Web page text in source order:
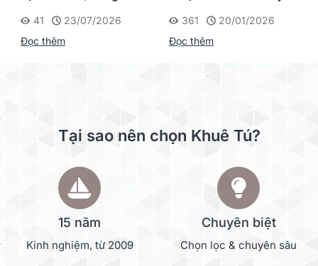
Supvan G15M Pro
41
23/07/2026
Đọc thêm
361
20/01/2026
Đọc thêm
Tại sao nên chọn Khuê Tú?
15 năm
Kinh nghiệm, từ 2009
Chuyên biệt
Chọn lọc & chuyên sâu